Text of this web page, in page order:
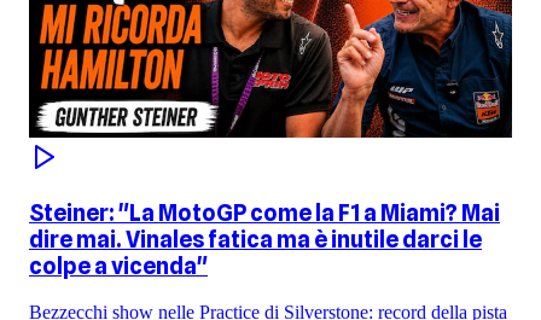
Steiner: "La MotoGP come la F1 a Miami? Mai
dire mai. Vinales fatica ma è inutile darci le
colpe a vicenda"
Bezzecchi show nelle Practice di Silverstone: record della pista